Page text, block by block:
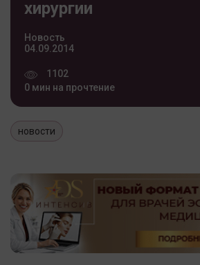
хирургии
Новость
04.09.2014
1102
0 мин на прочтение
новости